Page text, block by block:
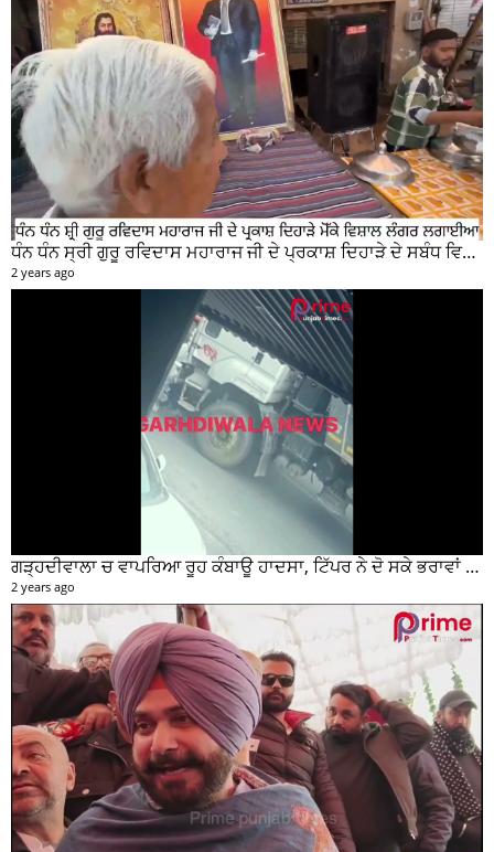
ਗੜ੍ਹਦੀਵਾਲਾ ਚ ਵਾਪਰਿਆ ਰੂਹ ਕੰਬਾਊ ਹਾਦਸਾ, ਟਿੱਪਰ ਨੇ ਦੋ ਸਕੇ ਭਰਾਵਾਂ ਨੂੰ ਕੁਚਲਿਆ, ਸੀਸੀਟੀਵੀ ਫੁਟੇਜ ਵੀ ਆਈ ਸਾਹਮਣੇ
2 years ago
ਹੁਸ਼ਿਆਰਪੁਰ ਰੈਲੀ ਦੌਰਾਨ ਕੀ ਬੋਲੇ ਨਵਜੋਤ ਸਿੰਘ ਸਿੱਧੂ ਤੁਸੀਂ ਵੀ ਸੁਣੋ....
ਗੜ੍ਹਦੀਵਾਲਾ 'ਚ ਦਿਨ ਦਿਹਾੜੇ ਨੌਜਵਾਨ ਮੈਡੀਕਲ ਸਟੋਰ ਚੋਂ 50 ਹਜ਼ਾਰ ਰੁਪਏ ਦੀ ਨਕਦੀ ਚੋਰੀ ਕਰਕੇ ਹੋਇਆ ਰਫੂਚੱਕਰ
3 years ago